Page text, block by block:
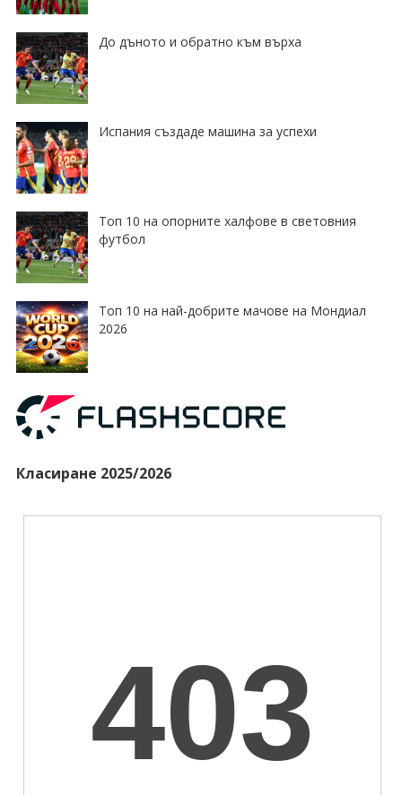
До дъното и обратно към върха
Испания създаде машина за успехи
Топ 10 на опорните халфове в световния
футбол
Топ 10 на най-добрите мачове на Мондиал
2026
Класиране 2025/2026